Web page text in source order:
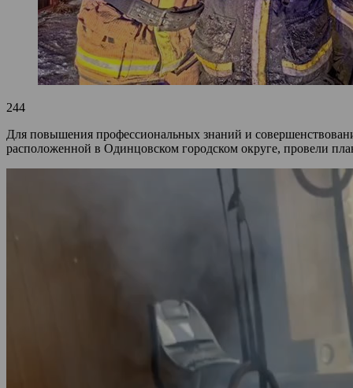
244
Для повышения профессиональных знаний и
расположенной в Одинцовском городском округе, провели